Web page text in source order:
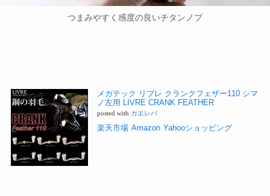
つまみやすく感度の良いチタンノブ
メガテック リブレ クランクフェザー110 シマ
ノ左用 LIVRE CRANK FEATHER
posted with カエレバ
楽天市場 Amazon Yahooショッピング